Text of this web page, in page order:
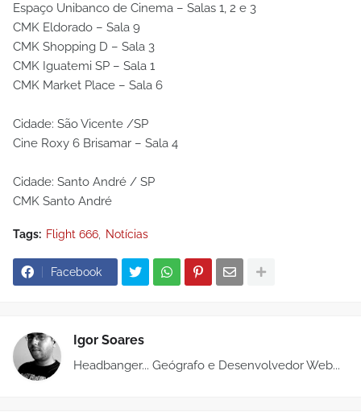
Espaço Unibanco de Cinema – Salas 1, 2 e 3
CMK Eldorado – Sala 9
CMK Shopping D – Sala 3
CMK Iguatemi SP – Sala 1
CMK Market Place – Sala 6
Cidade: São Vicente /SP
Cine Roxy 6 Brisamar – Sala 4
Cidade: Santo André / SP
CMK Santo André
Tags: Flight 666 Notícias
Facebook
Igor Soares
Headbanger... Geógrafo e Desenvolvedor Web...